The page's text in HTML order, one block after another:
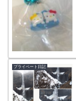
プライベート日記